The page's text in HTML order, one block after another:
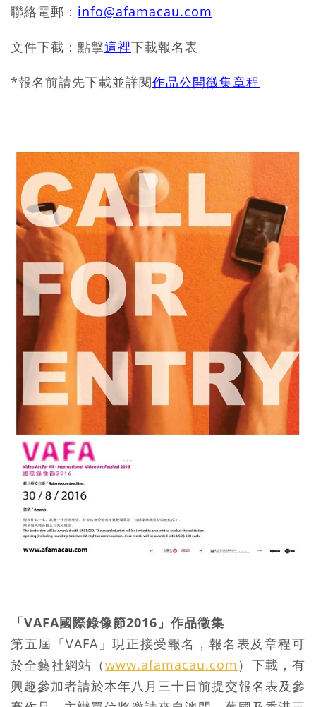
聯絡電郵： info@afamacau.com
文件下截：點擊這裡下載報名表
*報名前請先下載並詳閱作品公開徵集章程
「VAFA國際錄像節2016」作品徵集
第五屆「VAFA」現正接受報名，報名表及章程可
於全藝社網站（www.afamacau.com ）下載，有
興趣參加者請於本年八月三十日前提交報名表及參